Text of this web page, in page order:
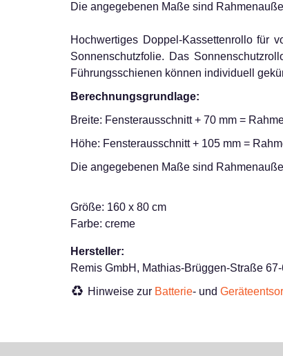
Die angegebenen Maße sind
Hochwertiges Doppel-Kassettenrollo für
Sonnenschutzfolie. Das
Führungsschienen können individuell
Berechnungsgrundlage:
Breite: Fensterausschnitt + 70 mm =
Höhe: Fensterausschnitt + 105 mm =
Die angegebenen Maße sind
Größe: 160 x 80 cm
Farbe: creme
Hersteller:
Remis GmbH, Mathias-Brüggen-Straße
Hinweise zur Batterie- und